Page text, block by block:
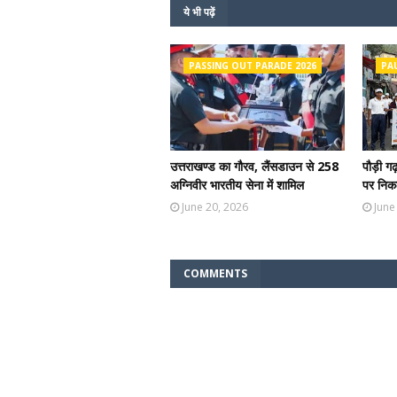
ये भी पढ़ें
PASSING OUT PARADE 2026
उत्तराखण्ड का गौरव, लैंसडाउन से 258
अग्निवीर भारतीय सेना में शामिल
June 20, 2026
पौड़ी
पर
COMMENTS